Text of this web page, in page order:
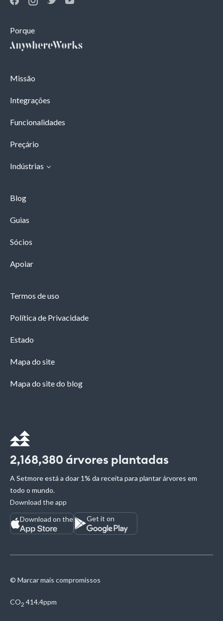
Porque
Missão
Integrações
Funcionalidades
Preçário
Indústrias
Blog
Guias
Sócios
Apoiar
Termos de uso
Política de Privacidade
Estado
Mapa do site
Mapa do site do blog
2,168,380 árvores plantadas
A Setmore está a doar 1% da receita para plantar árvores em
todo o mundo.
Download the app
Download on the
Get it on
© Marcar mais compromissos
CO2 414.4ppm